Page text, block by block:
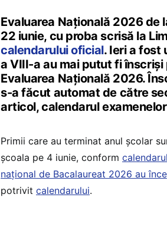
Evaluarea Națională 2026 de
22 iunie, cu proba scrisă la
calendarului oficial. Ieri a fost
a VIII-a au mai putut fi
Evaluarea Națională 2026.
s-a făcut automat de către
articol, calendarul
Primii care au terminat anul școlar
școala pe 4 iunie, conform
național de Bacalaureat 2026 au
potrivit calendarului.